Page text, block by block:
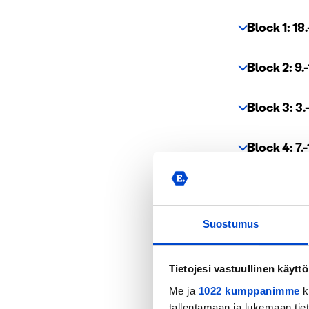
Suostumus
Tietojesi vastuullinen käyttö
Me ja 1022 kumppanimme
Block 1:
tasks
Block 2:
Block 3:
Block 4:
In addition,
training
course,
all